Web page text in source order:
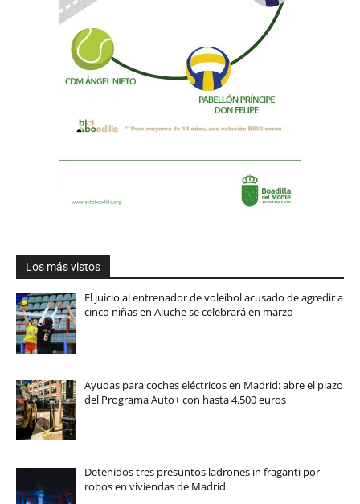
Los más vistos
El juicio al entrenador de voleibol acusado de agredir a
cinco niñas en Aluche se celebrará en marzo
Ayudas para coches eléctricos en Madrid: abre el plazo
del Programa Auto+ con hasta 4.500 euros
Detenidos tres presuntos ladrones in fraganti por
robos en viviendas de Madrid